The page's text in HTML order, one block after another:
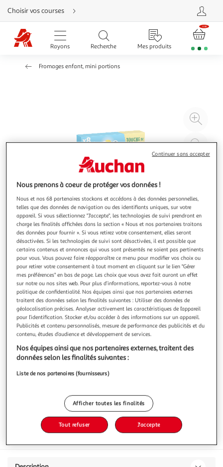
Aller
directement
au
contenu
Aller
directement
Aller
Choisir vos courses
Rayons Recherche Mes produits
Fromages enfant, mini portions
à
Illustration
précédente
Illustration
suivante
5.0 (1)
KIRI
Fromage de chèvre fondu en portion
La petite portion à tartiner qui allie le fromage fondu Kiri®
à de la bûche de chèvre ! Il a vraiment tout pour plaire aux
enfants ! Lait 100% français
En savoir +
5 parts
Vous voulez connaître le prix de ce produit ?
Afficher le prix
Nous prenons à coeur de protéger vos données !
Nous et nos 68 partenaires stockons et accédons à des données personnelles,
telles que des données de navigation ou des identifiants uniques, sur votre
appareil. Si vous sélectionnez "J'accepte", les technologies de suivi prendront en
charge les finalités affichées dans la section « Nous et nos partenaires traitons
des données pour fournir ». Si vous retirez votre consentement, elles seront
désactivées. Si les technologies de suivi sont désactivées, il est possible que
certains contenus et annonces qui vous sont présentés ne soient pas pertinents
pour vous. Vous pouvez faire réapparaître ce menu pour modifier vos choix ou
pour retirer votre consentement à tout moment en cliquant sur le lien "Gérer
mes préférences" en bas de page. Les choix que vous avez fait auront un effet
sur notre ou nos sites web. Pour plus d’informations, reportez-vous à notre
politique de confidentialité. Nos équipes ainsi que nos partenaires externes
traitent des données selon les finalités suivantes : Utiliser des données de
géolocalisation précises. Analyser activement les caractéristiques de l’appareil
pour l’identification. Stocker et/ou accéder à des informations sur un appareil.
Publicités et contenu personnalisés, mesure de performance des publicités et du
contenu, études d’audience et développement de services.
Nos équipes ainsi que nos partenaires externes, traitent des
données selon les finalités suivantes :
Liste de nos partenaires (fournisseurs)
Afficher toutes les finalités
Tout refuser J'accepte
Continuer sans accepter